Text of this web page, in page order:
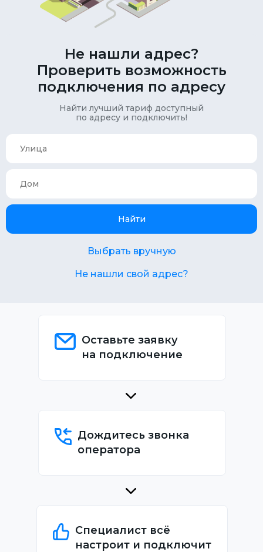
Не нашли адрес?
Проверить возможность
подключения по адресу
Найти лучший тариф доступный
по адресу и подключить!
Найти
Выбрать вручную
Не нашли свой адрес?
Оставьте заявку
на подключение
Дождитесь звонка
оператора
Специалист всё
настроит и подключит